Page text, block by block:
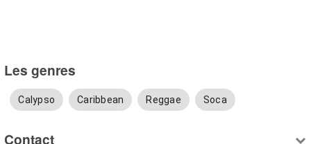
Les genres
Calypso Caribbean Reggae Soca
Contact